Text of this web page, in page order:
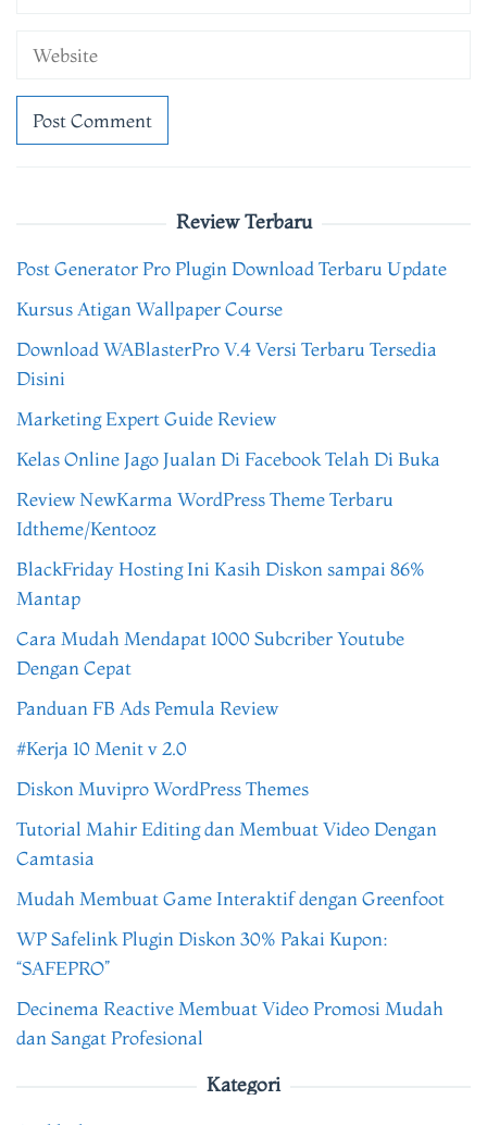
Review Terbaru
Post Generator Pro Plugin Download Terbaru Update
Kursus Atigan Wallpaper Course
Download WABlasterPro V.4 Versi Terbaru Tersedia
Disini
Marketing Expert Guide Review
Kelas Online Jago Jualan Di Facebook Telah Di Buka
Review NewKarma WordPress Theme Terbaru
Idtheme/Kentooz
BlackFriday Hosting Ini Kasih Diskon sampai 86%
Mantap
Cara Mudah Mendapat 1000 Subcriber Youtube
Dengan Cepat
Panduan FB Ads Pemula Review
#Kerja 10 Menit v 2.0
Diskon Muvipro WordPress Themes
Tutorial Mahir Editing dan Membuat Video Dengan
Camtasia
Mudah Membuat Game Interaktif dengan Greenfoot
WP Safelink Plugin Diskon 30% Pakai Kupon:
“SAFEPRO”
Decinema Reactive Membuat Video Promosi Mudah
dan Sangat Profesional
Kategori